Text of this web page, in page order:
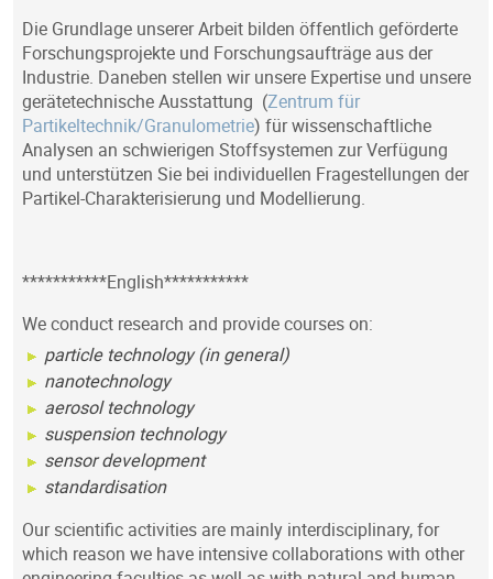
Die Grundlage unserer Arbeit bilden öffentlich geförderte
Forschungsprojekte und Forschungsaufträge aus der
Industrie. Daneben stellen wir unsere Expertise und unsere
gerätetechnische Ausstattung (Zentrum für
Partikeltechnik/Granulometrie) für wissenschaftliche
Analysen an schwierigen Stoffsystemen zur Verfügung
und unterstützen Sie bei individuellen Fragestellungen der
Partikel-Charakterisierung und Modellierung.
***********English***********
We conduct research and provide courses on:
particle technology (in general)
nanotechnology
aerosol technology
suspension technology
sensor development
standardisation
Our scientific activities are mainly interdisciplinary, for
which reason we have intensive collaborations with other